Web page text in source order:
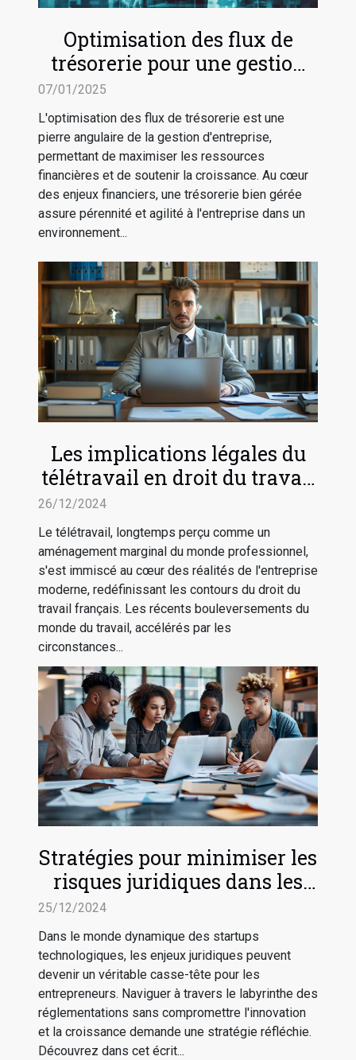
Optimisation des flux de
trésorerie pour une gestion
d'entreprise efficace
07/01/2025
L'optimisation des flux de trésorerie est une
pierre angulaire de la gestion d'entreprise,
permettant de maximiser les ressources
financières et de soutenir la croissance. Au cœur
des enjeux financiers, une trésorerie bien gérée
assure pérennité et agilité à l'entreprise dans un
environnement...
Les implications légales du
télétravail en droit du travail
26/12/2024
Le télétravail, longtemps perçu comme un
aménagement marginal du monde professionnel,
s'est immiscé au cœur des réalités de l'entreprise
moderne, redéfinissant les contours du droit du
travail français. Les récents bouleversements du
monde du travail, accélérés par les
circonstances...
Stratégies pour minimiser les
risques juridiques dans les
startups technologiques
25/12/2024
Dans le monde dynamique des startups
technologiques, les enjeux juridiques peuvent
devenir un véritable casse-tête pour les
entrepreneurs. Naviguer à travers le labyrinthe des
réglementations sans compromettre l'innovation
et la croissance demande une stratégie réfléchie.
Découvrez dans cet écrit...